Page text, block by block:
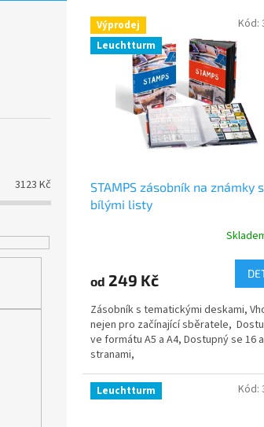
3123 Kč
n
p
V
p
Výprodej
Leuchtturm
STAMPS zásobník na známky s
bílými listy
od 249 Kč
Zásobník s tematickými deskami,
nejen pro začínající sběratele,
ve formátu A5 a A4, Dostupný se 16
stranami,
Kód:
Leuchtturm Kód: